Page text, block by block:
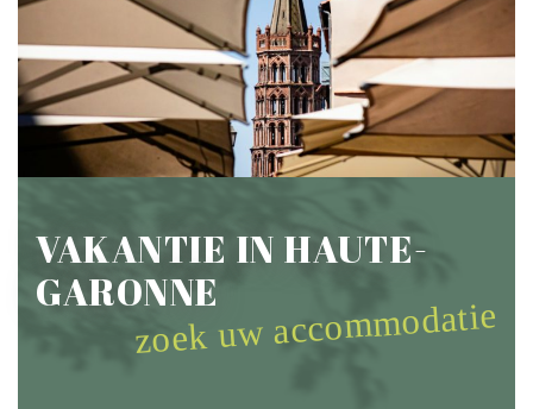
VAKANTIE IN HAUTE-
GARONNE
zoek uw accommodatie